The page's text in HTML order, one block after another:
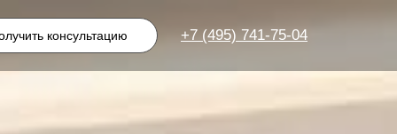
консультацию +7 (495) 741-75-04